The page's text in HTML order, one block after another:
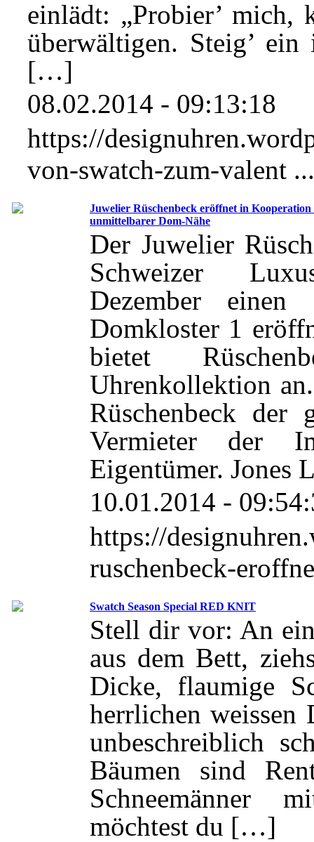
einlädt: „Probier’ mich,
überwältigen. Steig’
[…]
08.02.2014 - 09:13:18
https://
von-swatch-zum-valent ...
Juwelier Rüschenbeck eröffnet in
unmittelbarer Dom-Nähe
Der Juwelier
Schweizer
Dezember
Domkloster 1
bietet
Uhrenkollektion
Rüschenbeck der
Vermieter der
Eigentümer.
10.01.2014 -
https://
ruschenbeck-
Swatch Season Special RED KNIT
Stell dir vor: An
aus dem Bett,
Dicke, flaumige
herrlichen weissen
unbeschreiblich
Bäumen sind
Schneemänner
möchtest du […]